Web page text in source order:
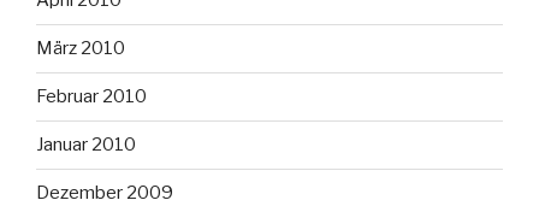
März 2010
Februar 2010
Januar 2010
Dezember 2009